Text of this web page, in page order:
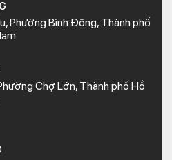
Phường Bình Đông, Thành phố
Chợ Lớn, Thành phố Hồ